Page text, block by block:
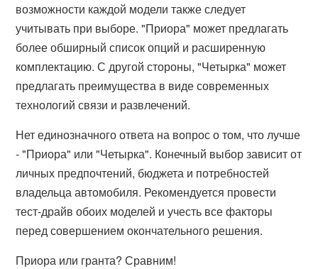
возможности каждой модели также следует
учитывать при выборе. "Приора" может предлагать
более обширный список опций и расширенную
комплектацию. С другой стороны, "Четырка" может
предлагать преимущества в виде современных
технологий связи и развлечений.
Нет единозначного ответа на вопрос о том, что лучше
- "Приора" или "Четырка". Конечный выбор зависит от
личных предпочтений, бюджета и потребностей
владельца автомобиля. Рекомендуется провести
тест-драйв обоих моделей и учесть все факторы
перед совершением окончательного решения.
Приора или гранта? Сравним!